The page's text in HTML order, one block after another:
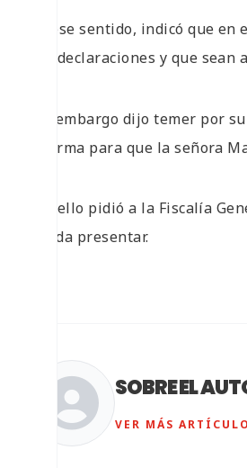
En ese sentido, indicó que
sus declaraciones y que
Sin embargo dijo temer por
la firma para que la señora
Por ello pidió a la Fiscalía
pueda presentar.
SOBRE EL
VER MÁS